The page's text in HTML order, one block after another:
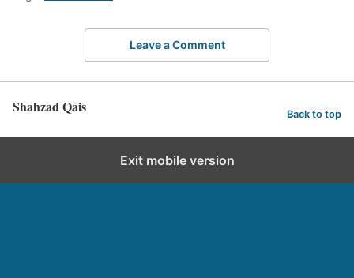
Leave a Comment
Shahzad Qais Back to top
Exit mobile version